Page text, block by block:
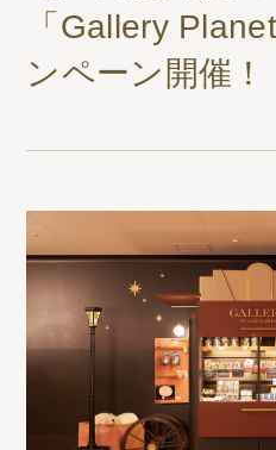
「Gallery
ンペーン開催！